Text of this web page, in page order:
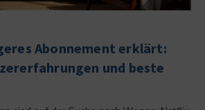
Abonnement erklärt:
und beste